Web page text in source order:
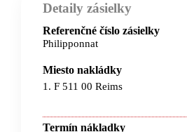
Detaily zásielky
Referenčné číslo zásielky
Philipponnat
Miesto nakládky
1. F 511 00 Reims
Termín nákladky